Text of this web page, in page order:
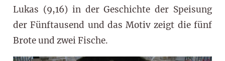
Lukas (9,16) in der Geschichte der Speisung
der Fünftausend und das Motiv zeigt die fünf
Brote und zwei Fische.